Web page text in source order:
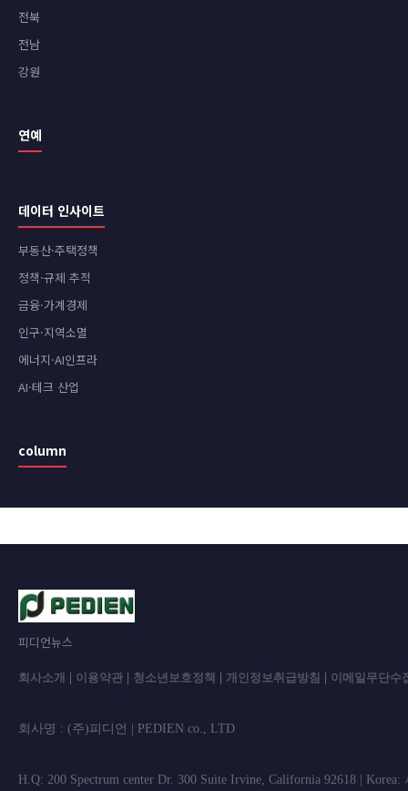
전북
전남
강원
연예
데이터 인사이트
부동산·주택정책
정책·규제 추적
금융·가계경제
인구·지역소멸
에너지·AI인프라
AI·테크 산업
column
피디언뉴스
회사소개 이용약관 청소년보호정책 개인정보취급방침 이메일무단수
회사명 : (주)피디언 | PEDIEN co.,
H.Q: 200 Spectrum center Dr. 300 Suite Irvine, California 92618 | Korea: